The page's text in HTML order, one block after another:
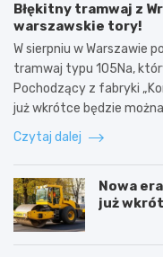
Błękitny tramwaj z
warszawskie tory!
W sierpniu w Warszawie
tramwaj typu 105Na,
Pochodzący z fabryki
już wkrótce będzie
Czytaj dalej
Nowa
już